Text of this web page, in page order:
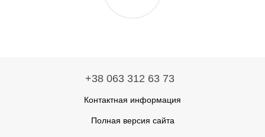
+38 063 312 63 73
Контактная информация
Полная версия сайта